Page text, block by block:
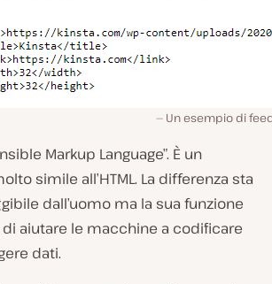
Un esempio di
Markup Language”. È un
simile all’HTML. La differenza sta
dall’uomo ma la sua funzione
aiutare le macchine a codificare
dati.